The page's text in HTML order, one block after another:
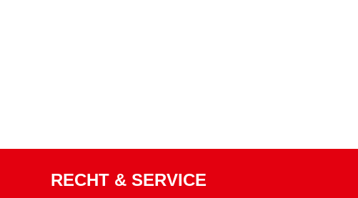
RECHT & SERVICE